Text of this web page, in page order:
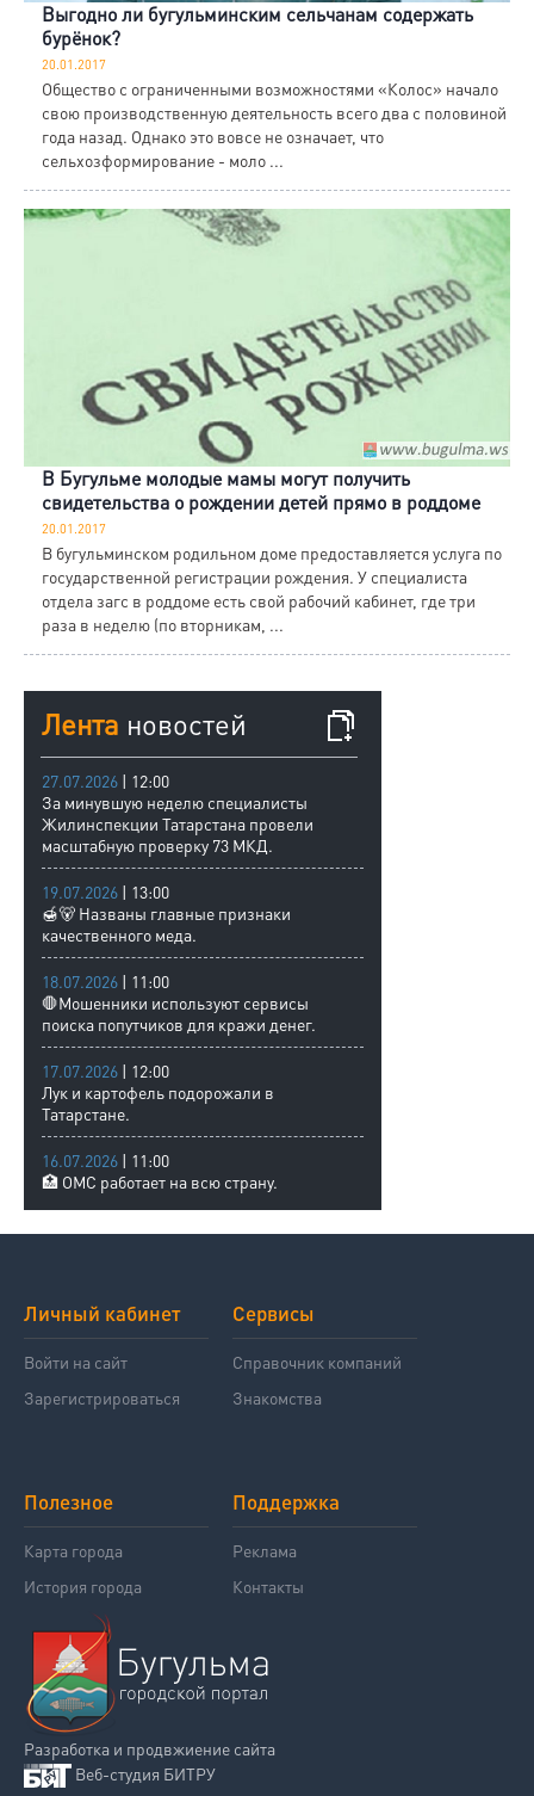
Выгодно ли бугульминским сельчанам содержать
бурёнок?
20.01.2017
Общество с ограниченными возможностями «Колос» начало
свою производственную деятельность всего два с половиной
года назад. Однако это вовсе не означает, что
сельхозформирование - моло ...
В Бугульме молодые мамы могут получить
свидетельства о рождении детей прямо в роддоме
20.01.2017
В бугульминском родильном доме предоставляется услуга по
государственной регистрации рождения. У специалиста
отдела загс в роддоме есть свой рабочий кабинет, где три
раза в неделю (по вторникам, ...
Лента новостей
27.07.2026 | 12:00
За минувшую неделю специалисты
Жилинспекции Татарстана провели
масштабную проверку 73 МКД.
19.07.2026 | 13:00
🍯🐻 Названы главные признаки
качественного меда.
18.07.2026 | 11:00
🛑Мошенники используют сервисы
поиска попутчиков для кражи денег.
17.07.2026 | 12:00
Лук и картофель подорожали в
Татарстане.
16.07.2026 | 11:00
🏥 ОМС работает на всю страну.
Личный кабинет
Войти на сайт
Зарегистрироваться
Сервисы
Справочник компаний
Знакомства
Полезное
Карта города
История города
Поддержка
Реклама
Контакты
Разработка и продвжиение сайта
Веб-студия БИТРУ